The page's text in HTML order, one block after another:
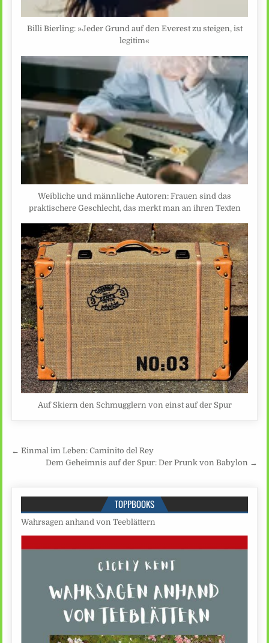
Billi Bierling: »Jeder Grund auf den Everest zu steigen, ist
legitim«
Weibliche und männliche Autoren: Frauen sind das
praktischere Geschlecht, das merkt man an ihren Texten
Auf Skiern den Schmugglern von einst auf der Spur
Beitragsnavigation
← Einmal im Leben: Caminito del Rey
Dem Geheimnis auf der Spur: Der Prunk von Babylon →
TOPPBOOKS
Wahrsagen anhand von Teeblättern